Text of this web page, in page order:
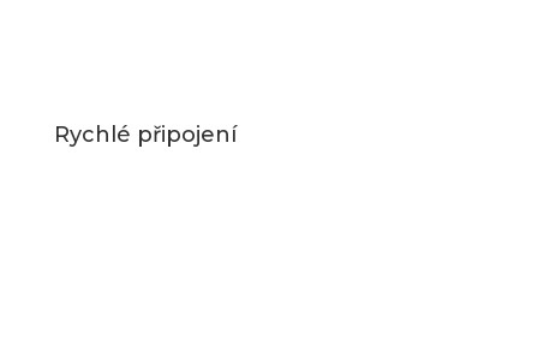
Rychlé připojení